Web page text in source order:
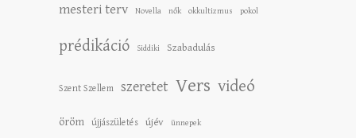
mesteri terv Novella nők okkultizmus pokol
prédikáció Siddiki Szabadulás
Szent Szellem szeretet Vers videó
öröm újjászületés újév ünnepek